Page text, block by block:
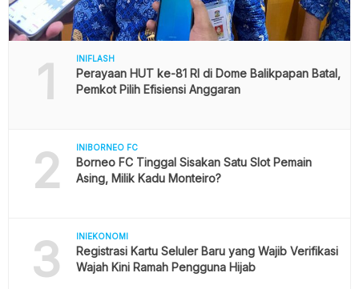
1 INIFLASH
Perayaan HUT ke-81 RI di Dome Balikpapan Batal,
Pemkot Pilih Efisiensi Anggaran
2 INIBORNEO FC
Borneo FC Tinggal Sisakan Satu Slot Pemain
Asing, Milik Kadu Monteiro?
3 INIEKONOMI
Registrasi Kartu Seluler Baru yang Wajib Verifikasi
Wajah Kini Ramah Pengguna Hijab